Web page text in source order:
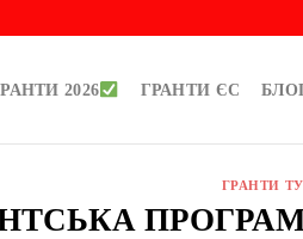
2026 ГРАНТИ ЄС
ГРАНТИ